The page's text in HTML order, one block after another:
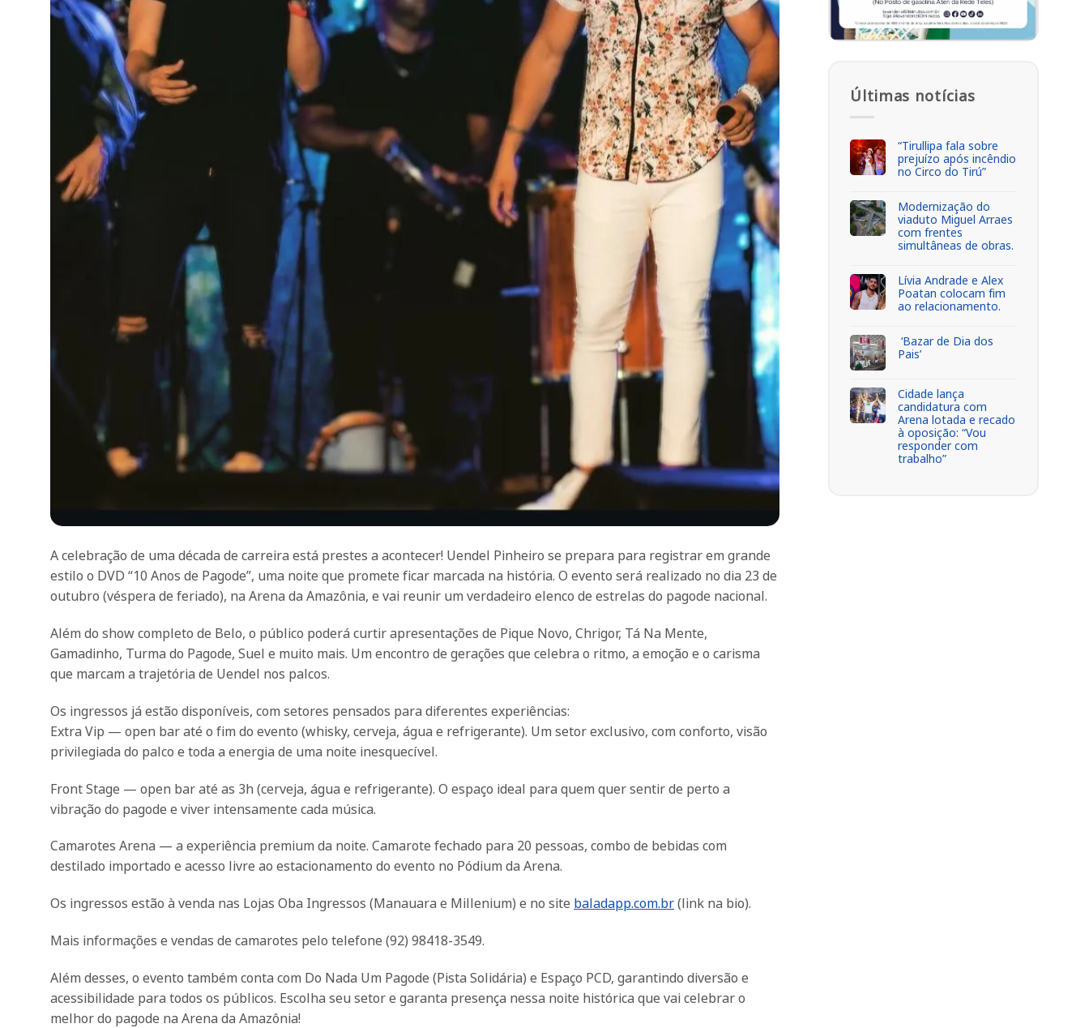
A celebração de uma década de carreira está prestes a acontecer! Uendel Pinheiro se prepara para registrar em grande
estilo o DVD “10 Anos de Pagode”, uma noite que promete ficar marcada na história. O evento será realizado no dia 23 de
outubro (véspera de feriado), na Arena da Amazônia, e vai reunir um verdadeiro elenco de estrelas do pagode nacional.
Além do show completo de Belo, o público poderá curtir apresentações de Pique Novo, Chrigor, Tá Na Mente,
Gamadinho, Turma do Pagode, Suel e muito mais. Um encontro de gerações que celebra o ritmo, a emoção e o carisma
que marcam a trajetória de Uendel nos palcos.
Os ingressos já estão disponíveis, com setores pensados para diferentes experiências:
Extra Vip — open bar até o fim do evento (whisky, cerveja, água e refrigerante). Um setor exclusivo, com conforto, visão
privilegiada do palco e toda a energia de uma noite inesquecível.
Front Stage — open bar até as 3h (cerveja, água e refrigerante). O espaço ideal para quem quer sentir de perto a
vibração do pagode e viver intensamente cada música.
Camarotes Arena — a experiência premium da noite. Camarote fechado para 20 pessoas, combo de bebidas com
destilado importado e acesso livre ao estacionamento do evento no Pódium da Arena.
Os ingressos estão à venda nas Lojas Oba Ingressos (Manauara e Millenium) e no site baladapp.com.br(link na bio).
Mais informações e vendas de camarotes pelo telefone (92) 98418-3549.
Além desses, o evento também conta com Do Nada Um Pagode (Pista Solidária) e Espaço PCD, garantindo diversão e
acessibilidade para todos os públicos. Escolha seu setor e garanta presença nessa noite histórica que vai celebrar o
melhor do pagode na Arena da Amazônia!
Últimas notícias
“Tirullipa fala sobre
prejuízo após incêndio
no Circo do Tirú”
Modernização do
viaduto Miguel Arraes
com frentes
simultâneas de obras.
Lívia Andrade e Alex
Poatan colocam fim
ao relacionamento.
‘Bazar de Dia dos
Pais’
Cidade lança
candidatura com
Arena lotada e recado
à oposição: “Vou
responder com
trabalho”